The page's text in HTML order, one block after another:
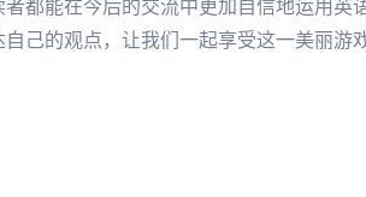
都能在今后的交流中更加自信地运用英
己的观点，让我们一起享受这一美丽游